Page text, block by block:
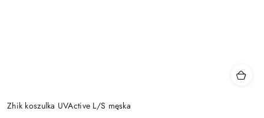
Zhik koszulka UVActive L/S męska